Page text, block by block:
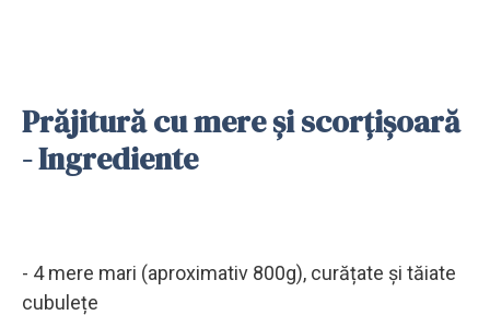
Prăjitură cu mere și scorțișoară
- Ingrediente
- 4 mere mari (aproximativ 800g), curățate și tăiate
cubulețe